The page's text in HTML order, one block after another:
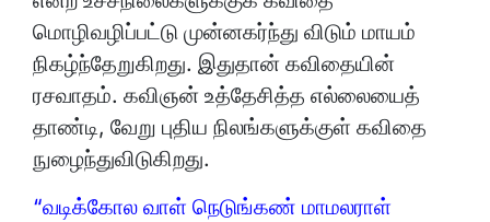
மொழிவழிப்பட்டு முன்னகர்ந்து விடும் மாயம்
நிகழ்ந்தேறுகிறது. இதுதான் கவிதையின்
ரசவாதம். கவிஞன் உத்தேசித்த எல்லையைத்
தாண்டி, வேறு புதிய நிலங்களுக்குள் கவிதை
நுழைந்துவிடுகிறது.
“வடிக்கோல வாள் நெடுங்கண் மாமலராள்